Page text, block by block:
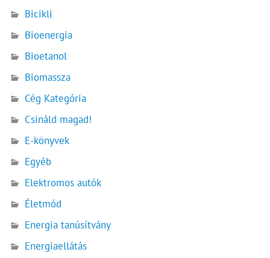
Bicikli
Bioenergia
Bioetanol
Biomassza
Cég Kategória
Csináld magad!
E-könyvek
Egyéb
Elektromos autók
Életmód
Energia tanúsítvány
Energiaellátás